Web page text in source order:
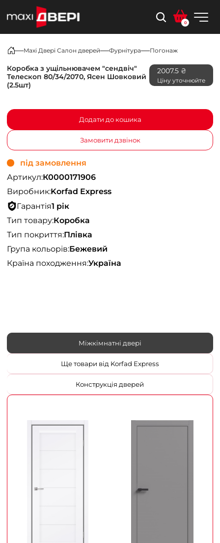
0
Maxi Двері Салон дверей Фурнітура Погонаж
Коробка з ущільнювачем "сендвіч"
Телескоп 80/34/2070, Ясен Шовковий
(2.5шт)
2007.5 ₴
Ціну уточнюйте
Додати до кошика
Замовити дзвінок
під замовлення
Артикул:К0000171906
Виробник:Korfad Express
Гарантія1 рік
Тип товару:Коробка
Тип покриття:Плівка
Група кольорів:Бежевий
Країна походження:Україна
Міжкімнатні двері
Ще товари від Korfad Express
Конструкція дверей